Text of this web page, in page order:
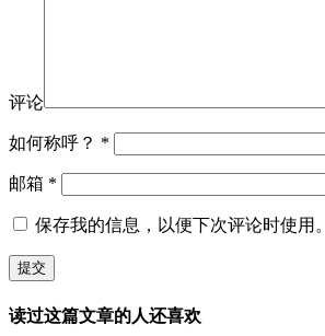
评论
如何称呼？ *
邮箱 *
保存我的信息，以便下次评论时使用。
读过这篇文章的人还喜欢